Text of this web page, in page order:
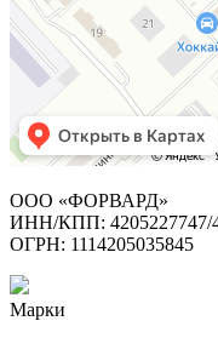
ООО «ФОРВАРД»
ИНН/КПП: 4205227747/
ОГРН: 1114205035845
Марки